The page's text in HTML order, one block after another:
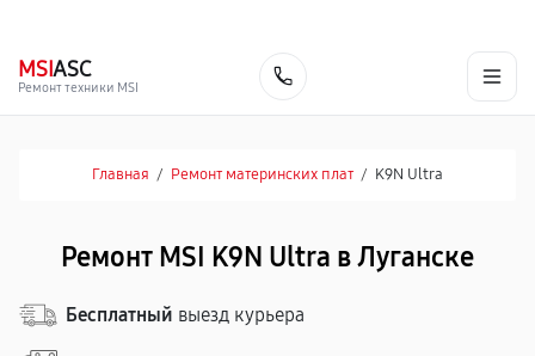
MSIASC
Ремонт техники MSI
Главная / Ремонт материнских плат / K9N Ultra
Ремонт MSI K9N Ultra в Луганске
Бесплатный выезд курьера